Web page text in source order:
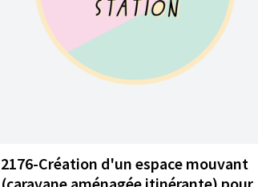
2176-Création d'un espace mouvant